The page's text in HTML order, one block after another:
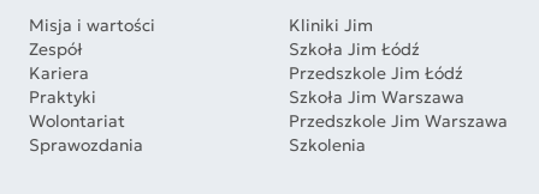
Misja i wartości
Zespół
Kariera
Praktyki
Wolontariat
Sprawozdania
Kliniki Jim
Szkoła Jim Łódź
Przedszkole Jim Łódź
Szkoła Jim Warszawa
Przedszkole Jim Warszawa
Szkolenia